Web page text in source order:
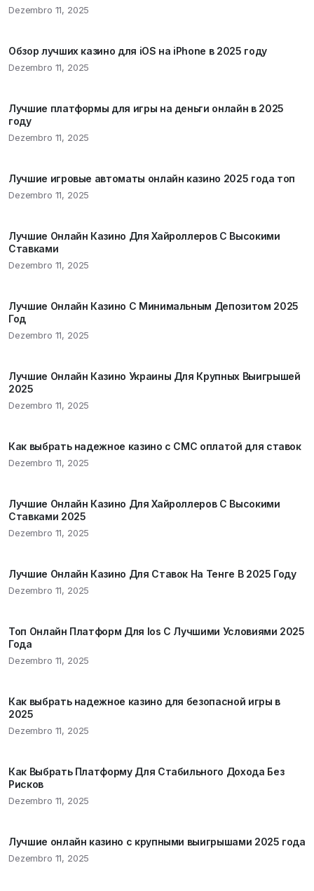
Dezembro 11, 2025
Обзор лучших казино для iOS на iPhone в 2025 году
Dezembro 11, 2025
Лучшие платформы для игры на деньги онлайн в 2025
году
Dezembro 11, 2025
Лучшие игровые автоматы онлайн казино 2025 года топ
Dezembro 11, 2025
Лучшие Онлайн Казино Для Хайроллеров С Высокими
Ставками
Dezembro 11, 2025
Лучшие Онлайн Казино С Минимальным Депозитом 2025
Год
Dezembro 11, 2025
Лучшие Онлайн Казино Украины Для Крупных Выигрышей
2025
Dezembro 11, 2025
Как выбрать надежное казино с СМС оплатой для ставок
Dezembro 11, 2025
Лучшие Онлайн Казино Для Хайроллеров С Высокими
Ставками 2025
Dezembro 11, 2025
Лучшие Онлайн Казино Для Ставок На Тенге В 2025 Году
Dezembro 11, 2025
Топ Онлайн Платформ Для Ios С Лучшими Условиями 2025
Года
Dezembro 11, 2025
Как выбрать надежное казино для безопасной игры в
2025
Dezembro 11, 2025
Как Выбрать Платформу Для Стабильного Дохода Без
Рисков
Dezembro 11, 2025
Лучшие онлайн казино с крупными выигрышами 2025 года
Dezembro 11, 2025